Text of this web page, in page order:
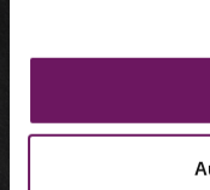
Il molibdeno ha
e alla corrosione
Volete acquistare ora
ACQUISTARE